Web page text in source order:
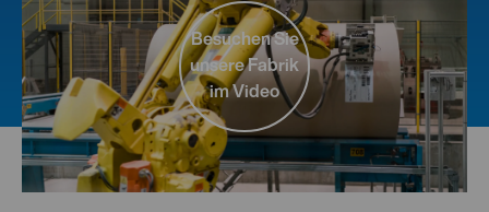
Besuchen Sie
unsere Fabrik
im Video